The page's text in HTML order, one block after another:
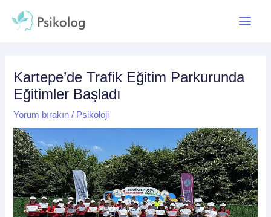
atla
Kartepe’de Trafik Eğitim Parkurunda
Eğitimler Başladı
Yorum bırakın / Psikoloji
dolaşımı